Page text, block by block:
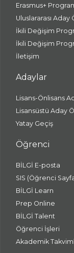
Erasmus+
Uluslararası
İkili Değişim
İkili Değişim
İletişim
Adaylar
Lisans-Önlisans
Lisansüstü Aday
Yatay Geçiş
Öğrenci
BİLGİ E-posta
SIS (Öğrenci
BİLGİ Learn
Prep Online
BİLGİ Talent
Öğrenci İşleri
Akademik